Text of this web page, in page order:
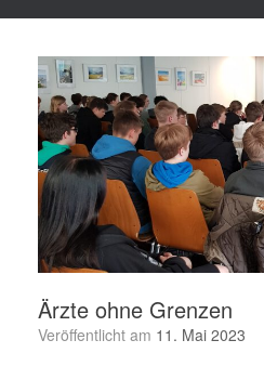
Ärzte ohne Grenzen
Veröffentlicht am 11. Mai 2023